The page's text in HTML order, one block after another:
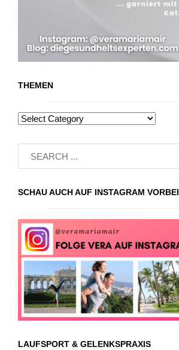
THEMEN
SCHAU AUCH AUF INSTAGRAM VORBEI
LAUFSPORT & GELENKSPRAXIS